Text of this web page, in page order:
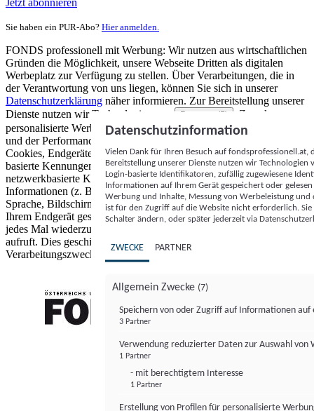
Sie haben ein PUR-Abo? Hier anmelden.
FONDS professionell mit Werbung: Wir nutzen aus wirtschaftlichen
Gründen die Möglichkeit, unsere Webseite Dritten als digitalen
Werbeplatz zur Verfügung zu stellen. Über Verarbeitungen, die in
der Verantwortung von uns liegen, können Sie sich in unserer
Datenschutzerklärung näher informieren. Zur Bereitstellung unserer
Dienste nutzen wir Technologien von
Partnern (5)
. Zwecke:
personalisierte Werbung und Inhalte, Messung von Werbeleistung
und der Performance von Inhalten sowie Zielgruppenforschung.
Cookies, Endgeräte- oder ähnliche Online-Kennungen (z. B. login-
basierte Kennungen, zufällig generierte Kennungen,
netzwerkbasierte Kennungen) können zusammen mit anderen
Informationen (z. B. Browsertyp und Browserinformationen,
Sprache, Bildschirmgröße, unterstützte Technologien usw.) auf
Ihrem Endgerät gespeichert oder von dort ausgelesen werden, um es
jedes Mal wiederzuerkennen, wenn es eine App oder einer Webseite
aufruft. Dies geschieht für einen oder mehrere der hier aufgeführten
Verarbeitungszwecke.
Datenschutzinformation
Vielen Dank für Ihren Besuch auf
Bereitstellung unserer Dienste nutzen wir Technologien
Login-basierte Identifikatoren, zufällig zugewiesene
Informationen auf Ihrem Gerät gespeichert oder
Werbung und Inhalte, Messung von Werbeleistung
ist für den Zugriff auf die Website nicht erforderlich.
Schalter ändern, oder später jederzeit via
ZWECKE PARTNER
Allgemein Zwecke (7)
Speichern von oder Zugriff auf Informationen auf
3 Partner
Verwendung reduzierter Daten zur Auswahl von
1 Partner
- mit berechtigtem Interesse
1 Partner
Erstellung von Profilen für personalisierte
FONDS professionell